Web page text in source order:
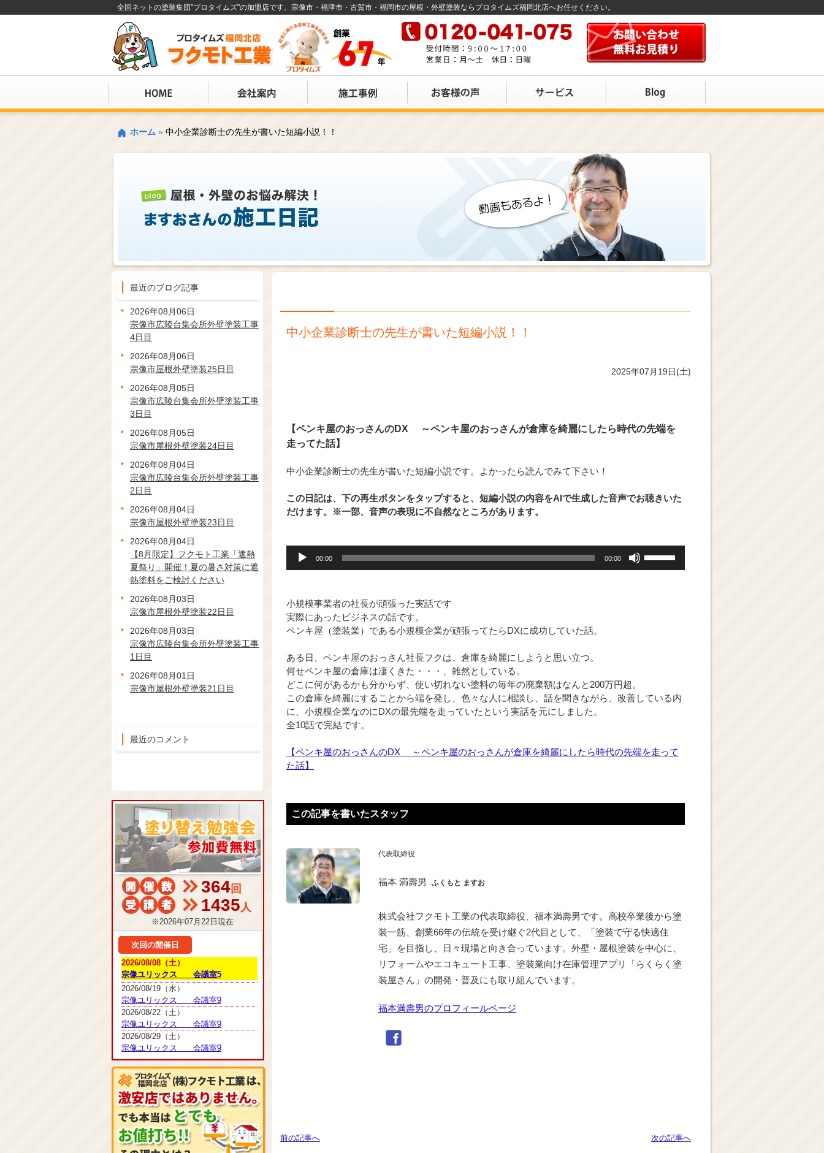
全国ネットの塗装集団"プロタイムズ"の加盟店です。宗像市・福津市・古賀市・福岡市の屋根・外壁塗装ならプロタイムズ福岡北店へお任せください。
ホーム » 中小企業診断士の先生が書いた短編小説！！
中小企業診断士の先生が書いた短編小説！！
2025年07月19日(土)
【ペンキ屋のおっさんのDX ～ペンキ屋のおっさんが倉庫を綺麗にしたら時代の先端を
走ってた話】
中小企業診断士の先生が書いた短編小説です。よかったら読んでみて下さい！
この日記は、下の再生ボタンをタップすると、短編小説の内容をAIで生成した音声でお聴きいた
だけます。※一部、音声の表現に不自然なところがあります。
ー
ヤ
ー
00:00 00:00
矢
を
小規模事業者の社長が頑張った実話です
実際にあったビジネスの話です。
ペンキ屋（塗装業）である小規模企業が頑張ってたらDXに成功していた話。
ある日、ペンキ屋のおっさん社長フクは、倉庫を綺麗にしようと思い立つ。
何せペンキ屋の倉庫は凄くきた・・・、雑然としている。
どこに何があるかも分からず、使い切れない塗料の毎年の廃棄額はなんと200万円超。
この倉庫を綺麗にすることから端を発し、色々な人に相談し、話を聞きながら、改善している内
に、小規模企業なのにDXの最先端を走っていたという実話を元にしました。
全10話で完結です。
【ペンキ屋のおっさんのDX ～ペンキ屋のおっさんが倉庫を綺麗にしたら時代の先端を走って
た話】
この記事を書いたスタッフ
代表取締役
福本 満壽男 ふくもと ますお
株式会社フクモト工業の代表取締役、福本満壽男です。高校卒業後から塗
装一筋、創業66年の伝統を受け継ぐ2代目として、「塗装で守る快適住
宅」を目指し、日々現場と向き合っています。外壁・屋根塗装を中心に、
リフォームやエコキュート工事、塗装業向け在庫管理アプリ「らくらく塗
装屋さん」の開発・普及にも取り組んでいます。
福本満壽男のプロフィールページ
次の記事へ
前の記事へ
最近のブログ記事
2026年08月06日
宗像市広陵台集会所外壁塗装工事
4日目
2026年08月06日
宗像市屋根外壁塗装25日目
2026年08月05日
宗像市広陵台集会所外壁塗装工事
3日目
2026年08月05日
宗像市屋根外壁塗装24日目
2026年08月04日
宗像市広陵台集会所外壁塗装工事
2日目
2026年08月04日
宗像市屋根外壁塗装23日目
2026年08月04日
【8月限定】フクモト工業「遮熱
夏祭り」開催！夏の暑さ対策に遮
熱塗料をご検討ください
2026年08月03日
宗像市屋根外壁塗装22日目
2026年08月03日
宗像市広陵台集会所外壁塗装工事
1日目
2026年08月01日
宗像市屋根外壁塗装21日目
最近のコメント
364回
1435人
※2026年07月22日現在
次回の開催日
2026/08/08（土）
宗像ユリックス 会議室5
2026/08/19（水）
宗像ユリックス 会議室9
2026/08/22（土）
宗像ユリックス 会議室9
2026/08/29（土）
宗像ユリックス 会議室9